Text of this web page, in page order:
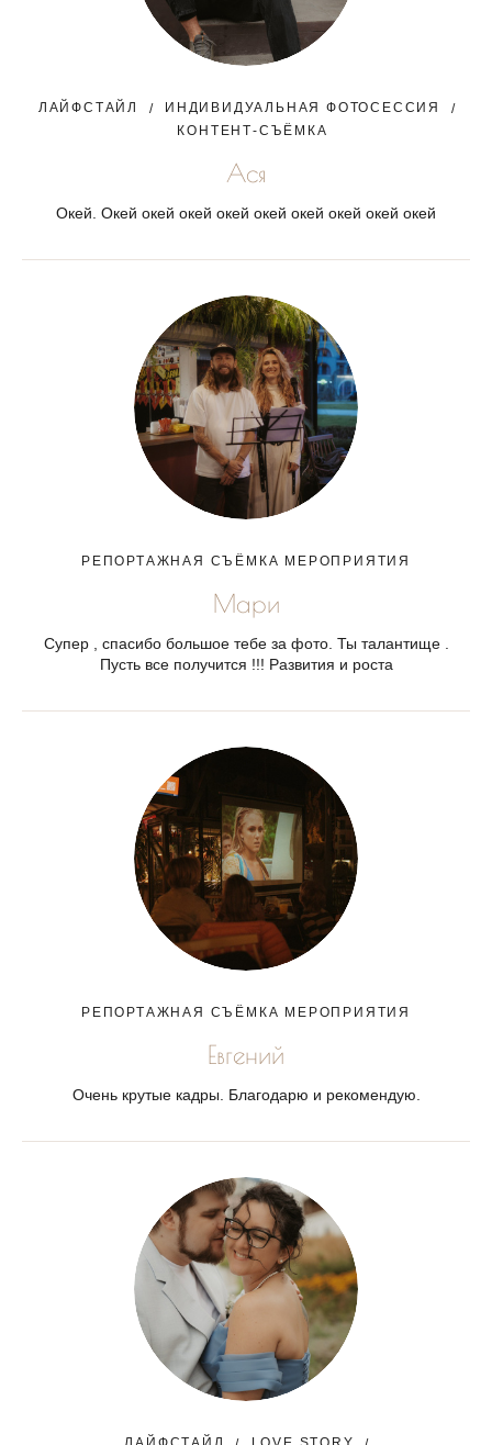
ЛАЙФСТАЙЛ
ИНДИВИДУАЛЬНАЯ ФОТОСЕССИЯ
КОНТЕНТ-СЪЁМКА
Ася
Окей. Окей окей окей окей окей окей окей окей окей
РЕПОРТАЖНАЯ СЪЁМКА МЕРОПРИЯТИЯ
Мари
Супер , спасибо большое тебе за фото. Ты талантище .
Пусть все получится !!! Развития и роста
РЕПОРТАЖНАЯ СЪЁМКА МЕРОПРИЯТИЯ
Евгений
Очень крутые кадры. Благодарю и рекомендую.